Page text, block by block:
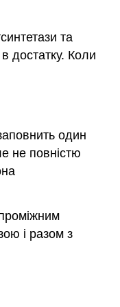
та
достатку. Коли
один
не повністю
і разом з